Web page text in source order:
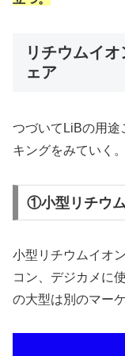
リチウムイ
ェア
つづいてLiBの用途
キングをみていく。
①小型リチウ
小型リチウムイオ
コン、デジカメに
の大型は別のマー